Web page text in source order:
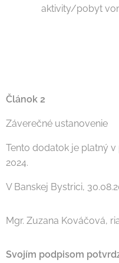
aktivity/pobyt
Článok 2
Záverečné ustanovenie
Tento dodatok je platný
2024.
V Banskej Bystrici,
Mgr. Zuzana Kováčová,
Svojím podpisom